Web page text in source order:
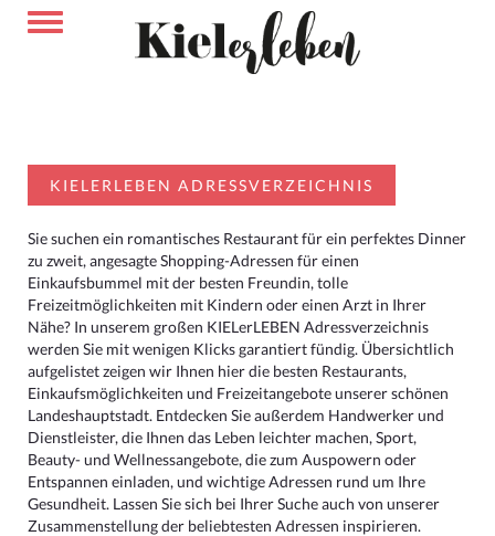
KIELERLEBEN ADRESSVERZEICHNIS
Sie suchen ein romantisches Restaurant für ein perfektes Dinner
zu zweit, angesagte Shopping-Adressen für einen
Einkaufsbummel mit der besten Freundin, tolle
Freizeitmöglichkeiten mit Kindern oder einen Arzt in Ihrer
Nähe? In unserem großen KIELerLEBEN Adressverzeichnis
werden Sie mit wenigen Klicks garantiert fündig. Übersichtlich
aufgelistet zeigen wir Ihnen hier die besten Restaurants,
Einkaufsmöglichkeiten und Freizeitangebote unserer schönen
Landeshauptstadt. Entdecken Sie außerdem Handwerker und
Dienstleister, die Ihnen das Leben leichter machen, Sport,
Beauty- und Wellnessangebote, die zum Auspowern oder
Entspannen einladen, und wichtige Adressen rund um Ihre
Gesundheit. Lassen Sie sich bei Ihrer Suche auch von unserer
Zusammenstellung der beliebtesten Adressen inspirieren.